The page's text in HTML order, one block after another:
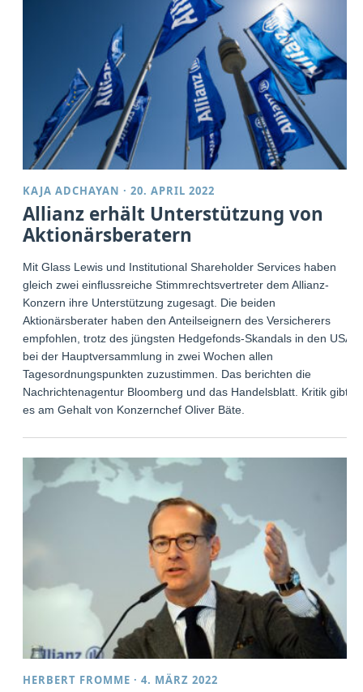
KAJA ADCHAYAN ·20. APRIL 2022
Allianz erhält Unterstützung von
Aktionärsberatern
Mit Glass Lewis und Institutional Shareholder Services haben
gleich zwei einflussreiche Stimmrechtsvertreter dem Allianz-
Konzern ihre Unterstützung zugesagt. Die beiden
Aktionärsberater haben den Anteilseignern des Versicherers
empfohlen, trotz des jüngsten Hedgefonds-Skandals in den USA
bei der Hauptversammlung in zwei Wochen allen
Tagesordnungspunkten zuzustimmen. Das berichten die
Nachrichtenagentur Bloomberg und das Handelsblatt. Kritik gibt
es am Gehalt von Konzernchef Oliver Bäte.
HERBERT FROMME ·4. MÄRZ 2022